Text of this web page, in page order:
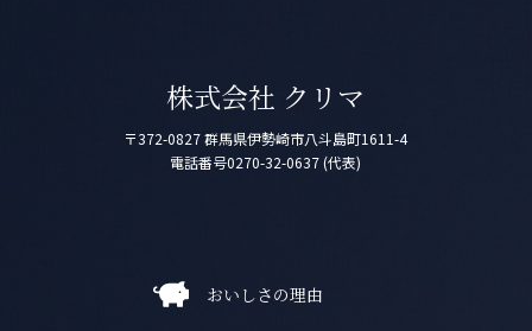
株式会社 クリマ
〒372-0827群馬県伊勢崎市八斗島町1611-4
電話番号0270-32-0637 (代表)
おいしさの理由